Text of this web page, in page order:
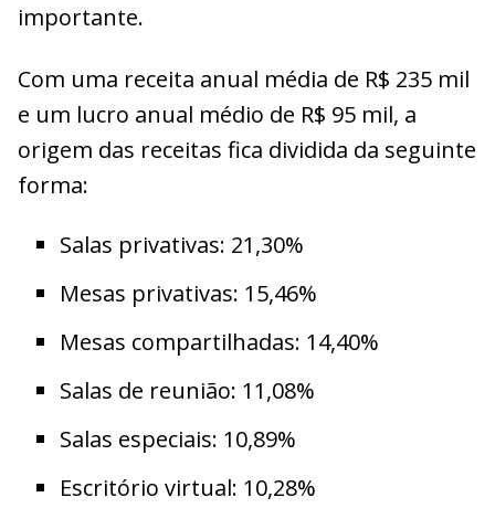
importante.
Com uma receita anual média de R$ 235 mil
e um lucro anual médio de R$ 95 mil, a
origem das receitas fica dividida da seguinte
forma:
Salas privativas: 21,30%
Mesas privativas: 15,46%
Mesas compartilhadas: 14,40%
Salas de reunião: 11,08%
Salas especiais: 10,89%
Escritório virtual: 10,28%